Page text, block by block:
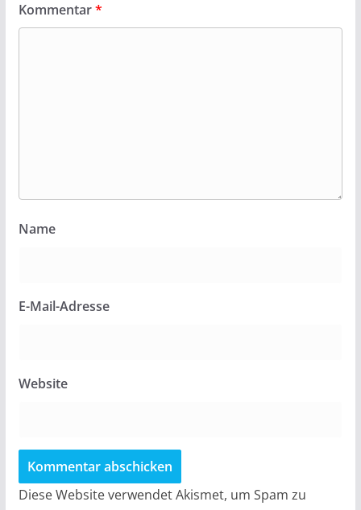
Kommentar*
Name
E-Mail-Adresse
Website
Diese Website verwendet Akismet, um Spam zu